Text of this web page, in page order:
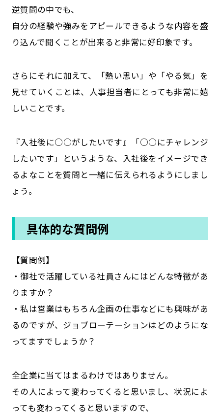
逆質問の中でも、
自分の経験や強みをアピールできるような内容を盛
り込んで聞くことが出来ると非常に好印象です。
さらにそれに加えて、「熱い思い」や「やる気」を
見せていくことは、人事担当者にとっても非常に嬉
しいことです。
『入社後に○○がしたいです』「○○にチャレンジ
したいです」というような、入社後をイメージでき
るよなことを質問と一緒に伝えられるようにしまし
ょう。
具体的な質問例
【質問例】
・御社で活躍している社員さんにはどんな特徴があ
りますか？
・私は営業はもちろん企画の仕事などにも興味があ
るのですが、ジョブローテーションはどのようにな
ってますでしょうか？
全企業に当てはまるわけではありません。
その人によって変わってくると思いまし、状況によ
っても変わってくると思いますので、